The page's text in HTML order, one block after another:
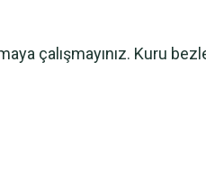
çalışmayınız. Kuru